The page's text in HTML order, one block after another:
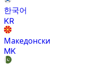
한국어
KR
Македонски
MK